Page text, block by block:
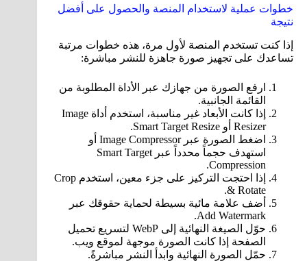
خطوات عملية لاستخدام المنصة والحصول على أفضل
نتيجة
إذا كنت تستخدم المنصة لأول مرة، هذه خطوات مرتبة
تساعدك على تجهيز صورة جاهزة للنشر مباشرة:
ارفع الصورة من جهازك عبر الأداة المطلوبة من
القائمة الجانبية.
إذا كانت الأبعاد غير مناسبة، استخدم أداة Image
Resizer أو Smart Target Resize.
اضغط الصورة عبر Image Compressor أو
استهدف حجماً محدداً عبر Smart Target
Compression.
إذا احتجت التركيز على جزء معين، استخدم Crop
& Rotate.
أضف علامة مائية بسيطة لحماية حقوقك عبر
Add Watermark.
حوّل الصيغة النهائية إلى WebP لتسريع تحميل
الصفحة إذا كانت الصورة موجهة لموقع ويب.
حمّل الصورة النهائية وابدأ النشر مباشرةً.